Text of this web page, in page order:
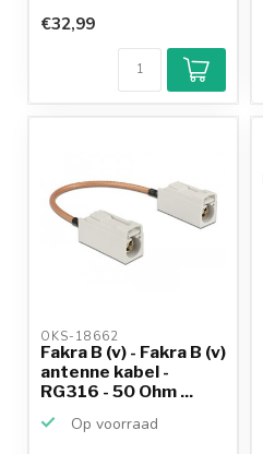
€32,99
OKS-18662
Fakra B (v) - Fakra B (v)
antenne kabel -
RG316 - 50 Ohm ...
Op voorraad